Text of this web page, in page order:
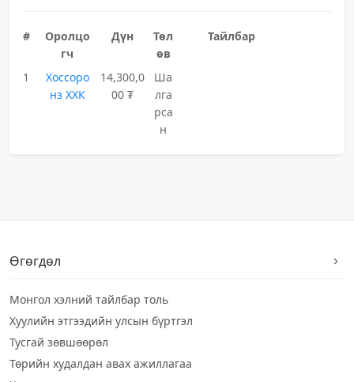
#
Оролцо
гч
Дүн
Төл
өв
Тайлбар
1
Хоссоро
нз ХХК
14,300,0
00 ₮
Ша
лга
рса
н
Өгөгдөл
Монгол хэлний тайлбар толь
Хуулийн этгээдийн улсын бүртгэл
Тусгай зөвшөөрөл
Төрийн худалдан авах ажиллагаа